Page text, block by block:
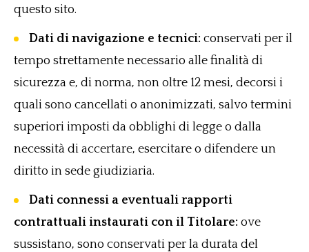
questo sito.
Dati di navigazione e tecnici: conservati per il
tempo strettamente necessario alle finalità di
sicurezza e, di norma, non oltre 12 mesi, decorsi i
quali sono cancellati o anonimizzati, salvo termini
superiori imposti da obblighi di legge o dalla
necessità di accertare, esercitare o difendere un
diritto in sede giudiziaria.
Dati connessi a eventuali rapporti
contrattuali instaurati con il Titolare: ove
sussistano, sono conservati per la durata del